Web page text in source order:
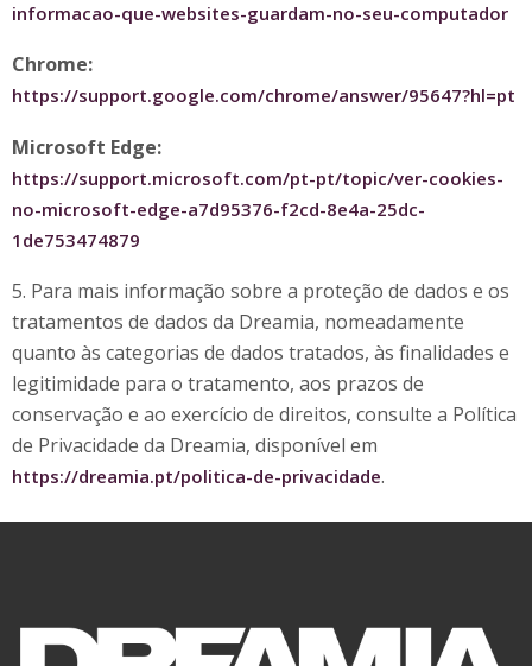
informacao-que-websites-guardam-no-seu-computador
Chrome:
https://support.google.com/chrome/answer/95647?hl=pt
Microsoft Edge:
https://support.microsoft.com/pt-pt/topic/ver-cookies-
no-microsoft-edge-a7d95376-f2cd-8e4a-25dc-
1de753474879
5. Para mais informação sobre a proteção de dados e os
tratamentos de dados da Dreamia, nomeadamente
quanto às categorias de dados tratados, às finalidades e
legitimidade para o tratamento, aos prazos de
conservação e ao exercício de direitos, consulte a Política
de Privacidade da Dreamia, disponível em
https://dreamia.pt/politica-de-privacidade.